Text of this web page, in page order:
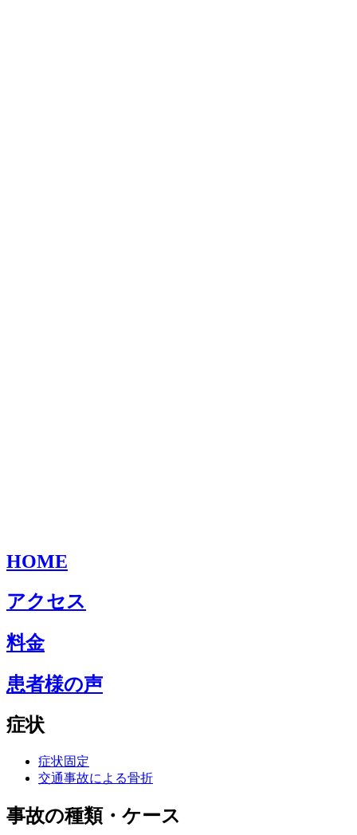
HOME
アクセス
料金
患者様の声
症状
症状固定
交通事故による骨折
事故の種類・ケース